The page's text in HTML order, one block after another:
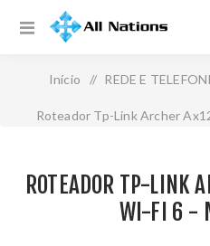
Início / REDE E
Roteador Tp-Link Archer
ROTEADOR TP-LINK
WI-FI 6 -